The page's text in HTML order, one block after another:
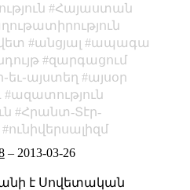
Հայաստան
անցյալ
ապագա
զարգացում
այսօր
ազատություն
Հրանտ-Տէր-
ունիվերսալիզմ
– 2013-03-26
է Սովետական